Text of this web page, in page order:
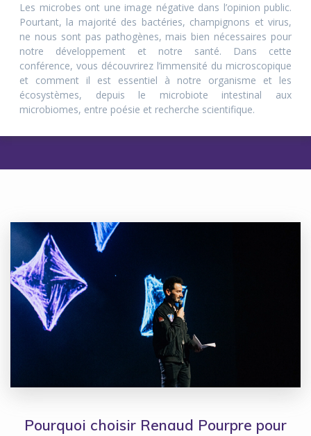
Les microbes ont une image négative dans l’opinion public.
Pourtant, la majorité des bactéries, champignons et virus,
ne nous sont pas pathogènes, mais bien nécessaires pour
notre développement et notre santé. Dans cette
conférence, vous découvrirez l’immensité du microscopique
et comment il est essentiel à notre organisme et les
écosystèmes, depuis le microbiote intestinal aux
microbiomes, entre poésie et recherche scientifique.
Pourquoi choisir Renaud Pourpre pour